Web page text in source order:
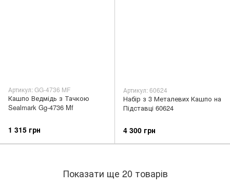
Артикул: GG-4736 MF
Кашпо Ведмідь з Тачкою
Sealmark Gg-4736 Mf
1 315 грн
Артикул: 60624
Набір з 3 Металевих Кашпо на
Підставці 60624
4 300 грн
Показати ще 20 товарів